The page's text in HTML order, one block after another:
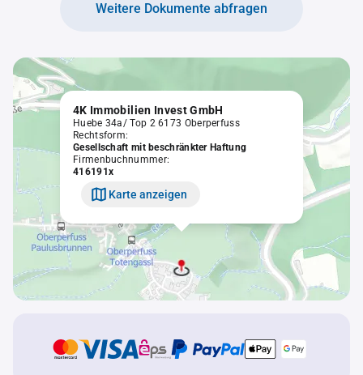
Weitere Dokumente abfragen
4K Immobilien Invest GmbH
Huebe 34a/ Top 2 6173 Oberperfuss
Rechtsform:
Gesellschaft mit beschränkter Haftung
Firmenbuchnummer:
416191x
Karte anzeigen